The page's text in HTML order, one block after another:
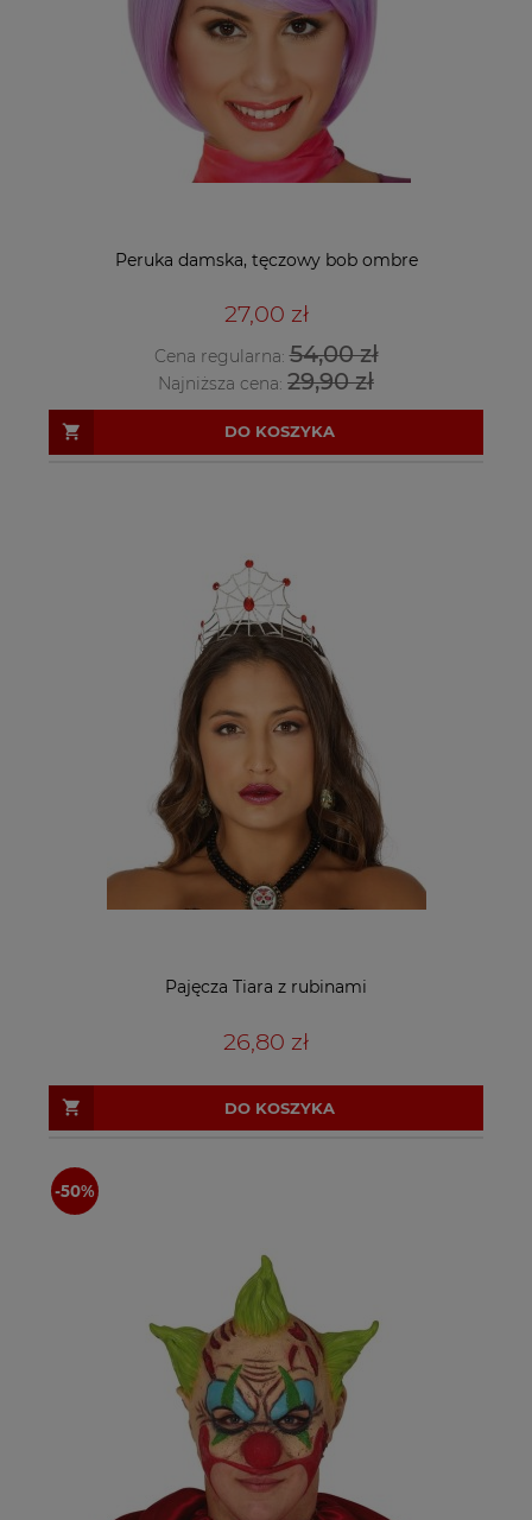
Peruka damska, tęczowy bob ombre
27,00 zł
Cena regularna:54,00 zł
Najniższa cena: 29,90 zł
DO KOSZYKA
Pajęcza Tiara z rubinami
26,80 zł
DO KOSZYKA